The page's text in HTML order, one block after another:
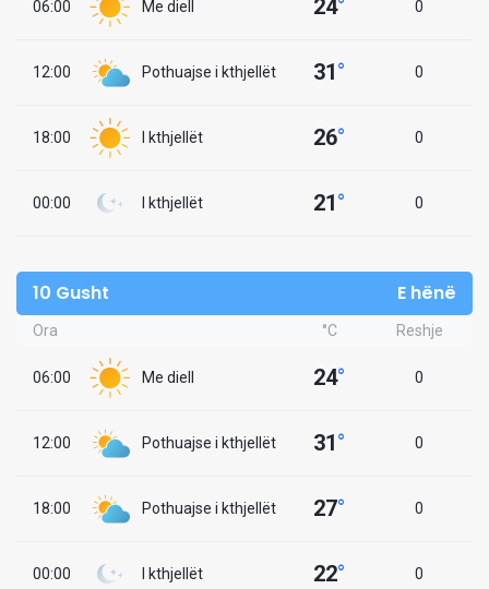
06:00 Me diell 24° 0
12:00 Pothuajse i kthjellët 31° 0
18:00 I kthjellët 26° 0
00:00 I kthjellët 21° 0
10 Gusht E hënë
Ora °C Reshje
06:00 Me diell 24° 0
12:00 Pothuajse i kthjellët 31° 0
18:00 Pothuajse i kthjellët 27° 0
00:00 I kthjellët 22° 0